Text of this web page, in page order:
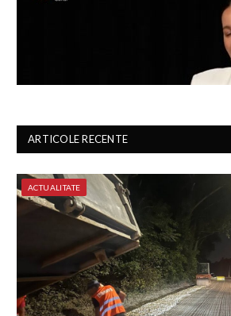
ARTICOLE RECENTE
ACTUALITATE